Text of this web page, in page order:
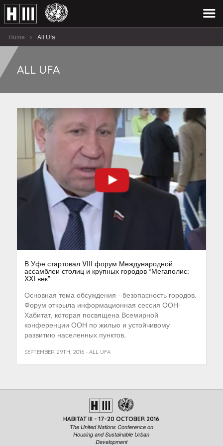
Home All Ufa
ALL UFA
В Уфе стартовал VIII форум Международной
ассамблеи столиц и крупных городов “Мегаполис:
XXI век”
Основная тема обсуждения - безопасность городов.
Форум открыла информационная сессия ООН-
Хабитат, которая посвящена Всемирной
конференции ООН по жилью и устойчивому
развитию населенных пунктов.
SEPTEMBER 29TH, 2016 - ALL UFA
HABITAT III - 17-20 OCTOBER 2016
The United Nations Conference on
Housing and Sustainable Urban
Development